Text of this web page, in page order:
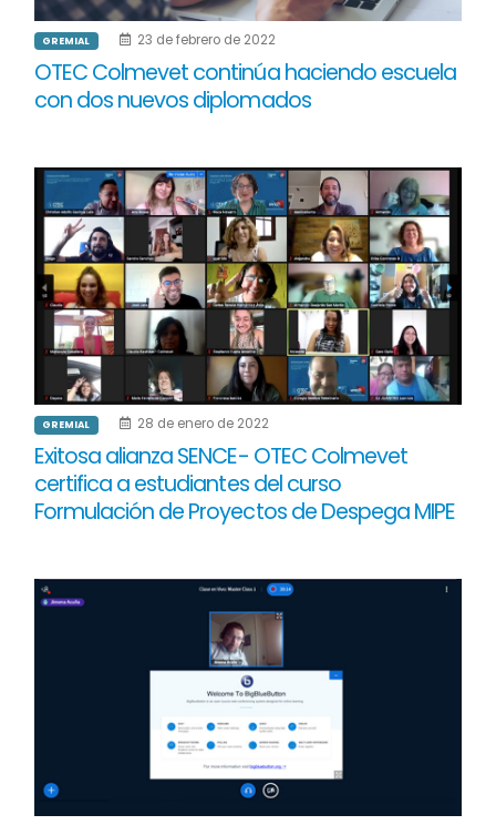
GREMIAL 23 de febrero de 2022
OTEC Colmevet continúa haciendo escuela
con dos nuevos diplomados
GREMIAL 28 de enero de 2022
Exitosa alianza SENCE- OTEC Colmevet
certifica a estudiantes del curso
Formulación de Proyectos de Despega MIPE